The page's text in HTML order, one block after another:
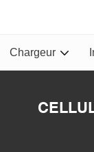
Chargeur